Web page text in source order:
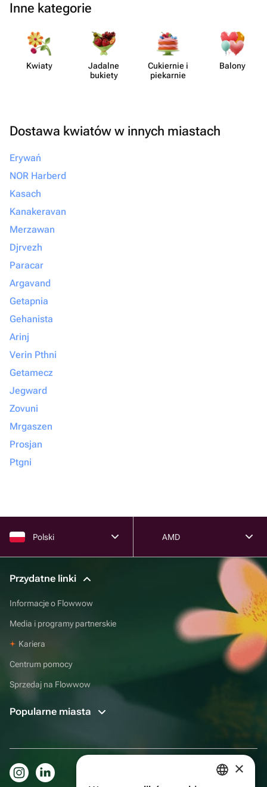
Inne kategorie
Kwiaty
Jadalne
bukiety
Cukiernie i
piekarnie
Balony
Dostawa kwiatów w innych miastach
Erywań
NOR Harberd
Kasach
Kanakeravan
Merzawan
Djrvezh
Paracar
Argavand
Getapnia
Gehanista
Arinj
Verin Pthni
Getamecz
Jegward
Zovuni
Mrgaszen
Prosjan
Ptgni
Polski AMD
Przydatne linki
Informacje o Flowwow
Media i programy partnerskie
Kariera
Centrum pomocy
Sprzedaj na Flowwow
Popularne miasta
×